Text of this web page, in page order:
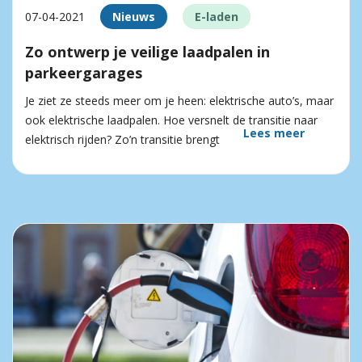
07-04-2021 Nieuws E-laden
Zo ontwerp je veilige laadpalen in
parkeergarages
Je ziet ze steeds meer om je heen: elektrische auto’s, maar
ook elektrische laadpalen. Hoe versnelt de transitie naar
elektrisch rijden? Zo’n transitie brengt
Lees meer